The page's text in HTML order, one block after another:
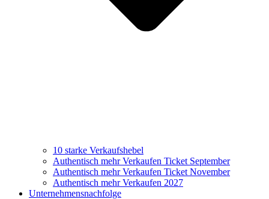
10 starke Verkaufshebel
Authentisch mehr Verkaufen Ticket September
Authentisch mehr Verkaufen Ticket November
Authentisch mehr Verkaufen 2027
Unternehmensnachfolge